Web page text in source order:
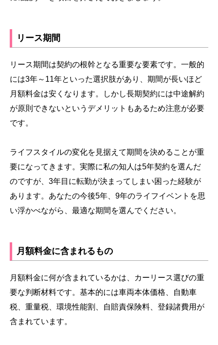
リース期間
リース期間は契約の根幹となる重要な要素です。一般的
には3年～11年といった選択肢があり、期間が長いほど
月額料金は安くなります。しかし長期契約には中途解約
が原則できないというデメリットもあるため注意が必要
です。
ライフスタイルの変化を見据えて期間を決めることが重
要になってきます。実際に私の知人は5年契約を選んだ
のですが、3年目に転勤が決まってしまい困った経験が
あります。あなたの今後5年、9年のライフイベントを思
い浮かべながら、最適な期間を選んでください。
月額料金に含まれるもの
月額料金に何が含まれているかは、カーリース選びの重
要な判断材料です。基本的には車両本体価格、自動車
税、重量税、環境性能割、自賠責保険料、登録諸費用が
含まれています。